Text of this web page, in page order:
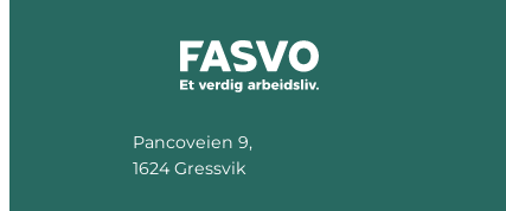
Pancoveien 9,
1624 Gressvik